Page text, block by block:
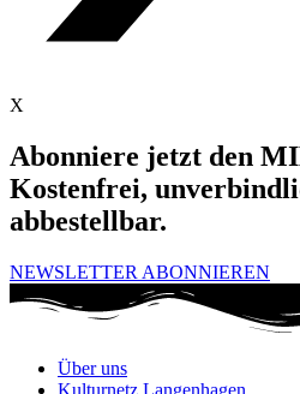
X
Abonniere jetzt den
Kostenfrei,
abbestellbar.
NEWSLETTER ABONNIEREN
Über uns
Kulturnetz Langenhagen